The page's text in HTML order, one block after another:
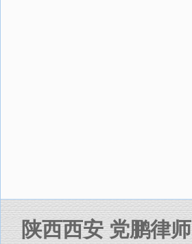
陕西西安 党鹏律师